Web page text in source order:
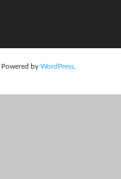
. Powered by WordPress.